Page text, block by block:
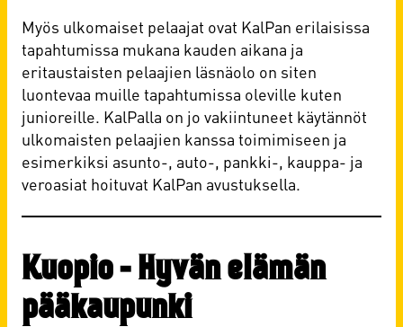
Myös ulkomaiset pelaajat ovat KalPan erilaisissa
tapahtumissa mukana kauden aikana ja
eritaustaisten pelaajien läsnäolo on siten
luontevaa muille tapahtumissa oleville kuten
junioreille. KalPalla on jo vakiintuneet käytännöt
ulkomaisten pelaajien kanssa toimimiseen ja
esimerkiksi asunto-, auto-, pankki-, kauppa- ja
veroasiat hoituvat KalPan avustuksella.
Kuopio - Hyvän elämän
pääkaupunki